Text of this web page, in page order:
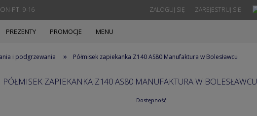
PT. 9-16 ZAREJESTRUJ SIĘ
ZALOGUJ SIĘ
PREZENTY PROMOCJE MENU
i podgrzewania » Półmisek zapiekanka Z140 AS80 Manufaktura w Bolesławcu
PÓŁMISEK ZAPIEKANKA Z140 AS80 MANUFAKTURA W BOLESŁAWCU
Dostępność: